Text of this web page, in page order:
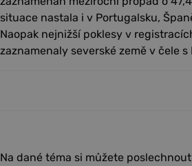
situace nastala i v Portugalsku,
Naopak nejnižší poklesy v
zaznamenaly severské země v čele s
Na dané téma si můžete